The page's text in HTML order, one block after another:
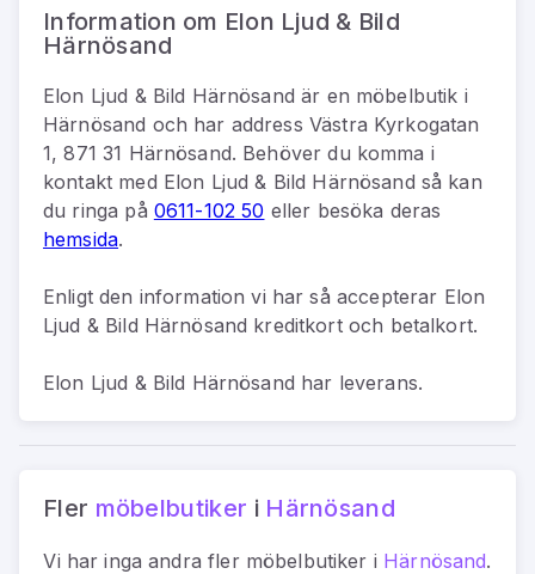
Information om Elon Ljud & Bild
Härnösand
Elon Ljud & Bild Härnösand är en möbelbutik i
Härnösand och har address Västra Kyrkogatan
1, 871 31 Härnösand. Behöver du komma i
kontakt med Elon Ljud & Bild Härnösand så kan
du ringa på 0611-102 50 eller besöka deras
hemsida.
Enligt den information vi har så accepterar Elon
Ljud & Bild Härnösand kreditkort och betalkort.
Elon Ljud & Bild Härnösand har leverans.
Fler möbelbutiker i Härnösand
Vi har inga andra fler möbelbutiker i Härnösand.